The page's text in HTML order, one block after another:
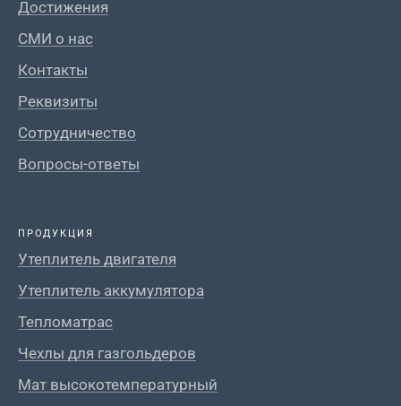
Достижения
СМИ о нас
Контакты
Реквизиты
Сотрудничество
Вопросы-ответы
ПРОДУКЦИЯ
Утеплитель двигателя
Утеплитель аккумулятора
Тепломатрас
Чехлы для газгольдеров
Мат высокотемпературный